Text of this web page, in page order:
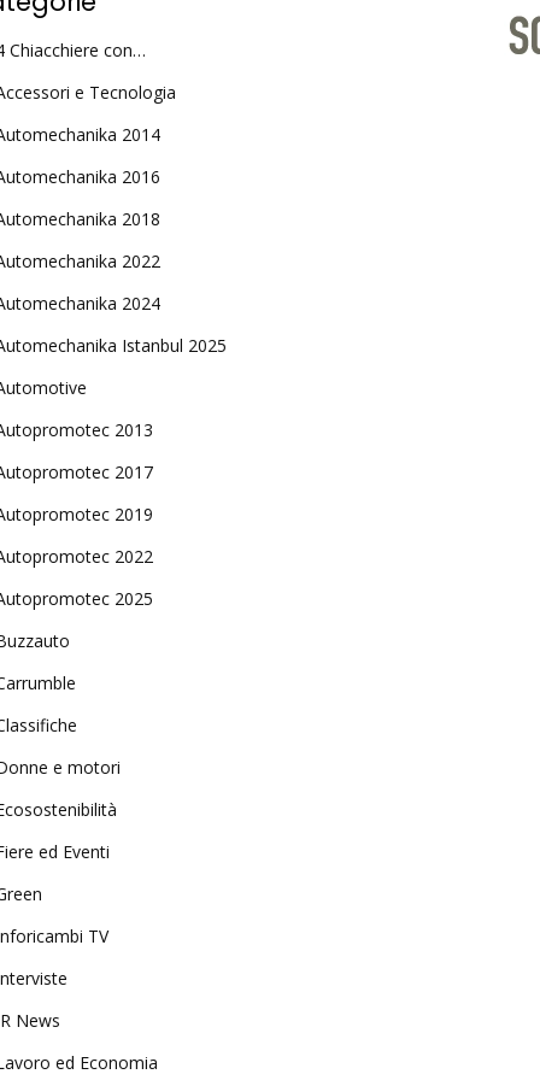
Chiacchiere con…
e Tecnologia
2014
2016
2018
2022
2024
Istanbul 2025
2013
2017
2019
2022
2025
e motori
ed Eventi
TV
News
ed Economia